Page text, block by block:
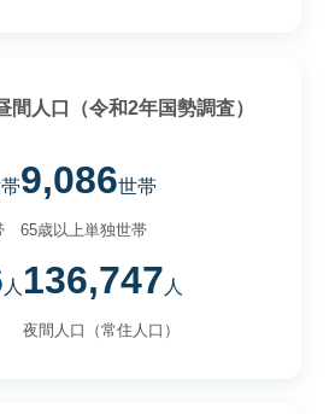
間人口（令和2年国勢調査）
9,086世帯
65歳以上単独世帯
人 136,747 人
夜間人口（常住人口）